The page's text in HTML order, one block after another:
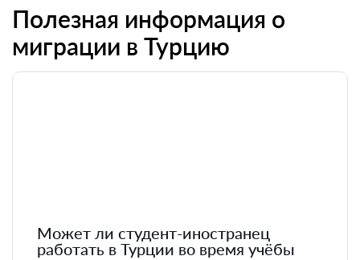
Полезная информация о
миграции в Турцию
Может ли студент-иностранец
работать в Турции во время учёбы